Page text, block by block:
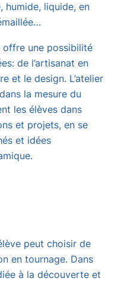
humide, liquide, en
offre une possibilité
de l’artisanat en
et le design. L’atelier
la mesure du
les élèves dans
et projets, en se
et idées
peut choisir de
en tournage. Dans
à la découverte et